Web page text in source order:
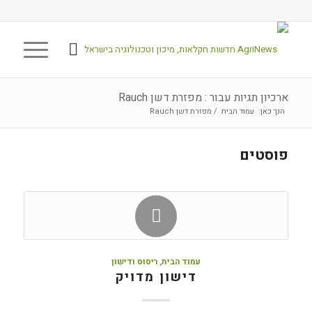
ארכיון תגיות עבור : מפזרת דשן Rauch
הנך כאן: עמוד הבית / מפזרת דשן Rauch
פוסטים
עמוד הבית, ריסוס ודישון
דישון מדויק